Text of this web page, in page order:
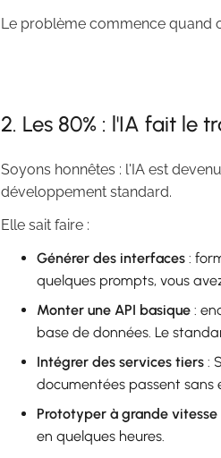
Le problème commence quand
2. Les 80% : l'IA fait le
Soyons honnêtes : l'IA est
développement standard.
Elle sait faire :
Générer des interfaces:
quelques prompts, vous
Monter une API basique:
base de données. Le
Intégrer des services tiers:
documentées passent sans
Prototyper à grande vitesse
en quelques heures.